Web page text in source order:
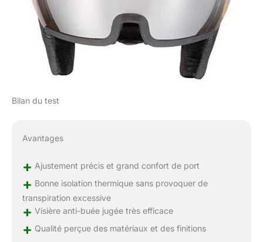
Bilan du test
Avantages
+ Ajustement précis et grand confort de port
+ Bonne isolation thermique sans provoquer de
transpiration excessive
+ Visière anti-buée jugée très efficace
+ Qualité perçue des matériaux et des finitions